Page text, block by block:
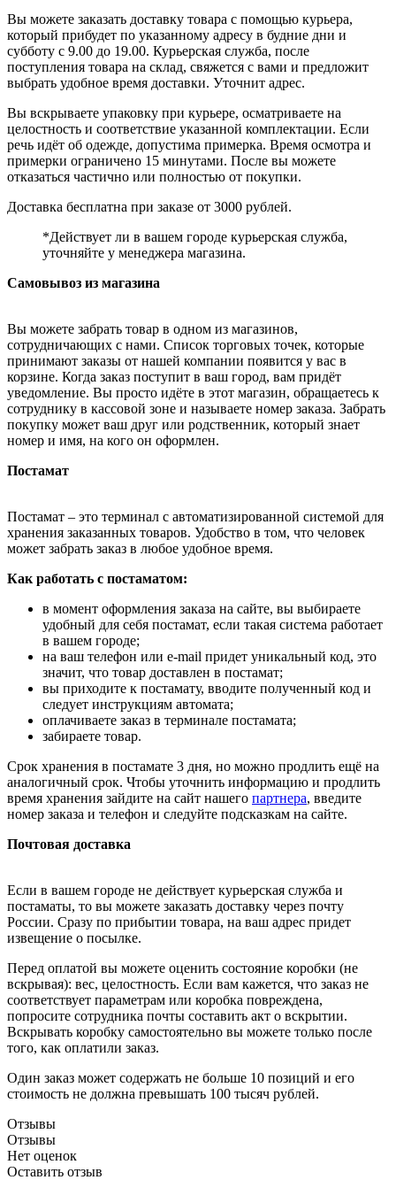
Вы можете заказать доставку товара с помощью курьера,
который прибудет по указанному адресу в будние дни и
субботу с 9.00 до 19.00. Курьерская служба, после
поступления товара на склад, свяжется с вами и предложит
выбрать удобное время доставки. Уточнит адрес.
Вы вскрываете упаковку при курьере, осматриваете на
целостность и соответствие указанной комплектации. Если
речь идёт об одежде, допустима примерка. Время осмотра и
примерки ограничено 15 минутами. После вы можете
отказаться частично или полностью от покупки.
Доставка бесплатна при заказе от 3000 рублей.
*Действует ли в вашем городе курьерская служба,
уточняйте у менеджера магазина.
Самовывоз из магазина
Вы можете забрать товар в одном из магазинов,
сотрудничающих с нами. Список торговых точек, которые
принимают заказы от нашей компании появится у вас в
корзине. Когда заказ поступит в ваш город, вам придёт
уведомление. Вы просто идёте в этот магазин, обращаетесь к
сотруднику в кассовой зоне и называете номер заказа. Забрать
покупку может ваш друг или родственник, который знает
номер и имя, на кого он оформлен.
Постамат
Постамат – это терминал с автоматизированной системой для
хранения заказанных товаров. Удобство в том, что человек
может забрать заказ в любое удобное время.
Как работать с постаматом:
в момент оформления заказа на сайте, вы выбираете
удобный для себя постамат, если такая система работает
в вашем городе;
на ваш телефон или e-mail придет уникальный код, это
значит, что товар доставлен в постамат;
вы приходите к постамату, вводите полученный код и
следует инструкциям автомата;
оплачиваете заказ в терминале постамата;
забираете товар.
Срок хранения в постамате 3 дня, но можно продлить ещё на
аналогичный срок. Чтобы уточнить информацию и продлить
время хранения зайдите на сайт нашего партнера, введите
номер заказа и телефон и следуйте подсказкам на сайте.
Почтовая доставка
Если в вашем городе не действует курьерская служба и
постаматы, то вы можете заказать доставку через почту
России. Сразу по прибытии товара, на ваш адрес придет
извещение о посылке.
Перед оплатой вы можете оценить состояние коробки (не
вскрывая): вес, целостность. Если вам кажется, что заказ не
соответствует параметрам или коробка повреждена,
попросите сотрудника почты составить акт о вскрытии.
Вскрывать коробку самостоятельно вы можете только после
того, как оплатили заказ.
Один заказ может содержать не больше 10 позиций и его
стоимость не должна превышать 100 тысяч рублей.
Отзывы
Отзывы
Нет оценок
Оставить отзыв